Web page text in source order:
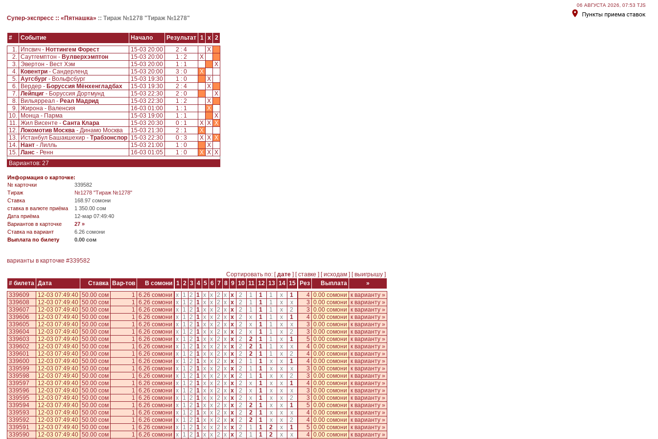
06 АВГУСТА 2026, 07:53 TJS
Супер-экспресс :: «Пятнашка» :: Тираж №1278 "Тираж №1278"
# Событие Начало Результат 1 x
2
1.
Ипсвич - Ноттингем Форест 15-03 20:00 2 : 4
X
2. Саутгемптон - Вулверхэмптон 15-03 20:00 1 : 2
X
3. Эвертон - Вест Хэм 15-03 20:00 1 : 1
X
4.
Ковентри - Сандерленд 15-03 20:00 3 : 0
X
5. Аугсбург - Вольфсбург 15-03 19:30 1 : 0
X
6.
Вердер - Боруссия Мёнхенгладбах 15-03 19:30 2 : 4
X
7. Лейпциг - Боруссия Дортмунд 15-03 22:30 2 : 0
X
8.
Вильярреал - Реал Мадрид 15-03 22:30 1 : 2
X
9. Жирона - Валенсия 16-03 01:00 1 : 1
X
10.
Монца - Парма 15-03 19:00 1 : 1
X
11. Жил Висенте - Санта Клара 15-03 20:30 0 : 1 X X X
12. Локомотив Москва - Динамо Москва 15-03 21:30 2 : 1
X
13.
Истанбул Башакшехир - Трабзонспор 15-03 22:30 0 : 3 X X X
14.
Нант - Лилль 15-03 21:00 1 : 0
X
15. Ланс - Ренн 16-03 01:05 1 : 0 X X X
Вариантов: 27
Информация о карточке:
№ карточки
339582
Tираж
№1278 "Тираж №1278"
Ставка
168.97 сомони
ставка в валюте приёма
1 350.00 сом
Дата приёма
12-мар 07:49:40
Вариантов в карточке
27 »
Ставка на вариант
6.26 сомони
Выплата по билету
0.00 сом
варианты в карточке #339582
Сортировать по: [дате ] [ставке ] [исходам ] [выигрышу ]
# билета Дата Ставка Вар-тов В сомони 1 2 3 4 5 6 7 8 9 10 11 12 13 14 15 Рез Выплата
»
339609
12-03 07:49:40 50.00 сом 1 6.26 сомони x 1 2 1 x x 2 x x 2 1 1 1 x 1 4 0.00 сомони к варианту »
339608
12-03 07:49:40 50.00 сом 1 6.26 сомони x 1 2 1 x x 2 x x 2 1 1 1 x x 3 0.00 сомони к варианту »
339607
12-03 07:49:40 50.00 сом 1 6.26 сомони x 1 2 1 x x 2 x x 2 1 1 1 x 2 3 0.00 сомони к варианту »
339606
12-03 07:49:40 50.00 сом 1 6.26 сомони x 1 2 1 x x 2 x x 2 x 1 1 x 1 4 0.00 сомони к варианту »
339605
12-03 07:49:40 50.00 сом 1 6.26 сомони x 1 2 1 x x 2 x x 2 x 1 1 x x 3 0.00 сомони к варианту »
339604
12-03 07:49:40 50.00 сом 1 6.26 сомони x 1 2 1 x x 2 x x 2 x 1 1 x 2 3 0.00 сомони к варианту »
339603
12-03 07:49:40 50.00 сом 1 6.26 сомони x 1 2 1 x x 2 x x 2 2 1 1 x 1 5 0.00 сомони к варианту »
339602
12-03 07:49:40 50.00 сом 1 6.26 сомони x 1 2 1 x x 2 x x 2 2 1 1 x x 4 0.00 сомони к варианту »
339601
12-03 07:49:40 50.00 сом 1 6.26 сомони x 1 2 1 x x 2 x x 2 2 1 1 x 2 4 0.00 сомони к варианту »
339600
12-03 07:49:40 50.00 сом 1 6.26 сомони x 1 2 1 x x 2 x x 2 1 1 x x 1 4 0.00 сомони к варианту »
339599
12-03 07:49:40 50.00 сом 1 6.26 сомони x 1 2 1 x x 2 x x 2 1 1 x x x 3 0.00 сомони к варианту »
339598
12-03 07:49:40 50.00 сом 1 6.26 сомони x 1 2 1 x x 2 x x 2 1 1 x x 2 3 0.00 сомони к варианту »
339597
12-03 07:49:40 50.00 сом 1 6.26 сомони x 1 2 1 x x 2 x x 2 x 1 x x 1 4 0.00 сомони к варианту »
339596
12-03 07:49:40 50.00 сом 1 6.26 сомони x 1 2 1 x x 2 x x 2 x 1 x x x 3 0.00 сомони к варианту »
339595
12-03 07:49:40 50.00 сом 1 6.26 сомони x 1 2 1 x x 2 x x 2 x 1 x x 2 3 0.00 сомони к варианту »
339594
12-03 07:49:40 50.00 сом 1 6.26 сомони x 1 2 1 x x 2 x x 2 2 1 x x 1 5 0.00 сомони к варианту »
339593
12-03 07:49:40 50.00 сом 1 6.26 сомони x 1 2 1 x x 2 x x 2 2 1 x x x 4 0.00 сомони к варианту »
339592
12-03 07:49:40 50.00 сом 1 6.26 сомони x 1 2 1 x x 2 x x 2 2 1 x x 2 4 0.00 сомони к варианту »
339591
12-03 07:49:40 50.00 сом 1 6.26 сомони x 1 2 1 x x 2 x x 2 1 1 2 x 1 5 0.00 сомони к варианту »
339590
12-03 07:49:40 50.00 сом 1 6.26 сомони x 1 2 1 x x 2 x x 2 1 1 2 x x 4 0.00 сомони к варианту »